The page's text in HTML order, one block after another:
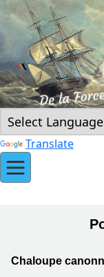
Translate
Chaloupe